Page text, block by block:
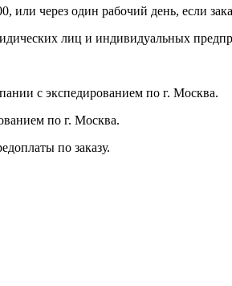
или через один рабочий день, если
лиц и индивидуальных
с экспедированием по г. Москва.
по г. Москва.
по заказу.